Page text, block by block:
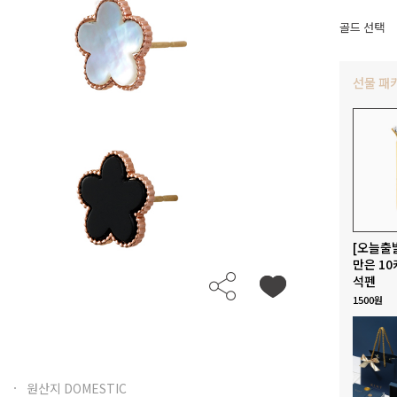
원산지 DOMESTIC
골드 선택
선물 패
[오늘출
만은 10
석펜
1500원